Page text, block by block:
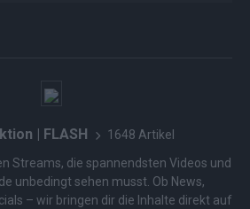
| FLASH 1648 Artikel
Streams, die spannendsten Videos und
unbedingt sehen musst. Ob News,
– wir bringen dir die Inhalte direkt auf